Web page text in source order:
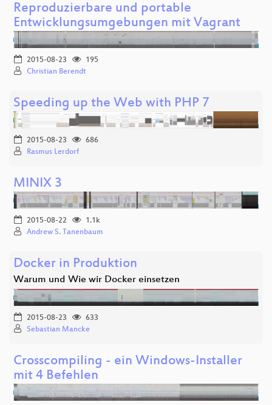
Reproduzierbare und portable
Entwicklungsumgebungen mit Vagrant
2015-08-23
195
Christian Berendt
Speeding up the Web with PHP 7
2015-08-23
686
Rasmus Lerdorf
MINIX 3
2015-08-22
1.1k
Andrew S. Tanenbaum
Docker in Produktion
Warum und Wie wir Docker einsetzen
2015-08-23
633
Sebastian Mancke
Crosscompiling - ein Windows-Installer
mit 4 Befehlen